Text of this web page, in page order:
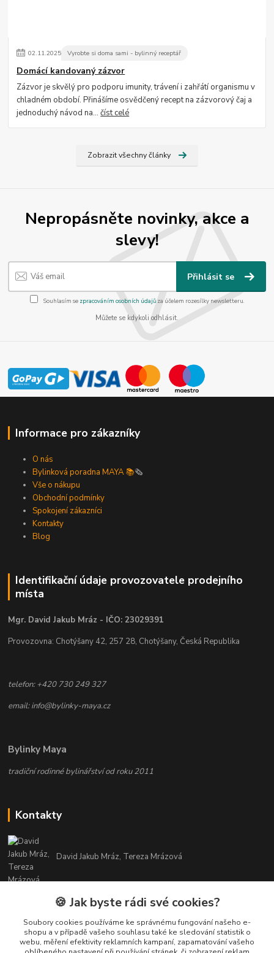
02.11.2025 Vyrobte si doma sami - bylinný receptář
Domácí kandovaný zázvor
Zázvor je skvělý pro podporu imunity, trávení i zahřátí organismu v
chladném období. Přinášíme osvědčený recept na zázvorový čaj a
jednoduchý návod na...číst celé
Zobrazit všechny články
Nepropásněte novinky, akce a
slevy!
Přihlásit se
Souhlasím se zpracováním osobních údajůza účelem rozesílky newsletteru.
Můžete se kdykoli odhlásit.
Informace pro zákazníky
O nás
Bylinková poradna MAYA 📚🗞️
Vše o nákupu
Obchodní podmínky
Spokojení zákazníci
Kontakty
Blog
Identifikační údaje provozovatele prodejního
místa
Mgr. David Jakub Mráz - IČO: 23029391
Provozovna: Chotýšany 42, 257 28, Chotýšany, Česká Republika
telefon: +420 730 249 327
email: info@bylinky-maya.cz
Bylinky Maya
tradiční rodinné bylinářství od roku 2011
Kontakty
David Jakub Mráz, Tereza Mrázová
info@bylinky-maya.cz
🍪 Jak byste rádi své cookies?
Soubory cookies používáme ke správnému fungování našeho e-
shopu a v případě vašeho souhlasu také ke sledování statistik o
webu, měření efektivity reklamních kampaní, zapamatování vašeho